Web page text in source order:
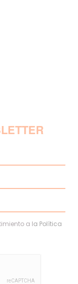
a la Política